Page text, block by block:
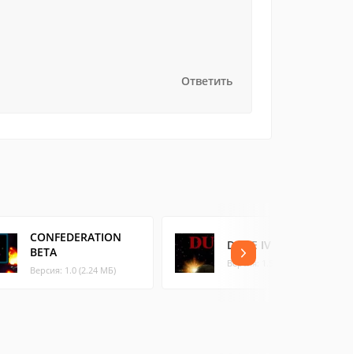
Ответить
CONFEDERATION
BETA
Версия: 1.0 (2.24 МБ)
DUNE IV
Версия: 1.5274 (3.44 МБ)